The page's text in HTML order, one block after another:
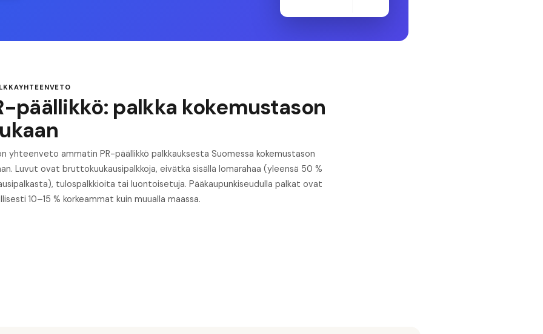
päällikkö: palkka kokemustason
yhteenveto ammatin PR-päällikkö palkkauksesta Suomessa kokemustason
Luvut ovat bruttokuukausipalkkoja, eivätkä sisällä lomarahaa (yleensä 50 %
tulospalkkioita tai luontoisetuja. Pääkaupunkiseudulla palkat ovat
10–15 % korkeammat kuin muualla maassa.